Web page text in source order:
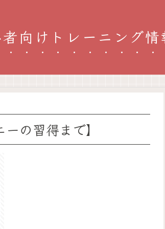
向けトレーニング情
の習得まで】